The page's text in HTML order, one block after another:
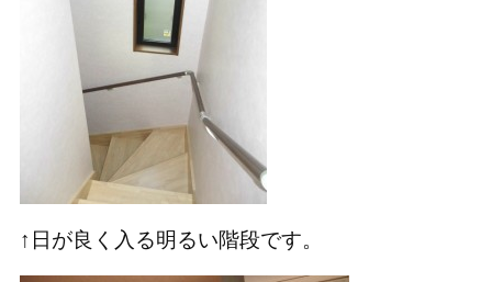
↑日が良く入る明るい階段です。